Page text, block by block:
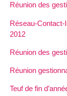
Réunion des
Réseau-Contact-
2012
Réunion des
Réunion
Teuf de fin